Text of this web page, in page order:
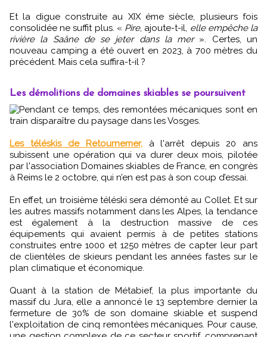
Et la digue construite au XIX éme siècle, plusieurs fois
consolidée ne suffit plus. « Pire, ajoute-t-il, elle empêche la
rivière la Saâne de se jeter dans la mer». Certes, un
nouveau camping a été ouvert en 2023, à 700 mètres du
précédent. Mais cela suffira-t-il ?
Les démolitions de domaines skiables se poursuivent
Pendant ce temps, des remontées mécaniques sont en
train disparaître du paysage dans les Vosges.
Les téléskis de Retournemer,à l'arrêt depuis 20 ans
subissent une opération qui va durer deux mois, pilotée
par l'association Domaines skiables de France, en congrès
à Reims le 2 octobre, qui n’en est pas à son coup d’essai.
En effet, un troisième téléski sera démonté au Collet. Et sur
les autres massifs notamment dans les Alpes, la tendance
est également à la destruction massive de ces
équipements qui avaient permis à de petites stations
construites entre 1000 et 1250 mètres de capter leur part
de clientèles de skieurs pendant les années fastes sur le
plan climatique et économique.
Quant à la station de Métabief, la plus importante du
massif du Jura, elle a annoncé le 13 septembre dernier la
fermeture de 30% de son domaine skiable et suspend
l'exploitation de cinq remontées mécaniques. Pour cause,